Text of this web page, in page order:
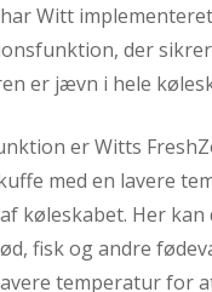
Witt
der
er jævn i hele
er Witts
med en lavere
køleskabet. Her kan
fisk og andre
temperatur for